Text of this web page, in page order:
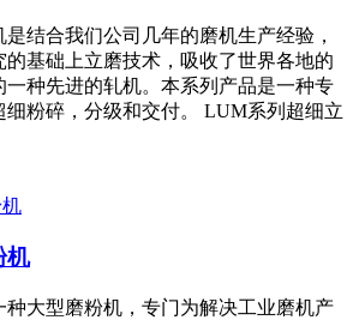
结合我们公司几年的磨机生产经验，
的基础上立磨技术，吸收了世界各地的
一种先进的轧机。本系列产品是一种专
细粉碎，分级和交付。 LUM系列超细立
机
种大型磨粉机，专门为解决工业磨机产